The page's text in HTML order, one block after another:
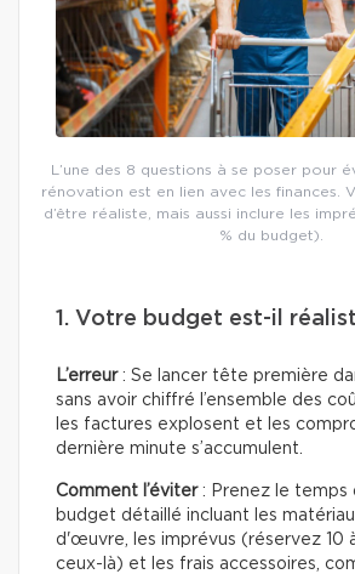
L’une des 8 questions à se poser pour
rénovation est en lien avec les finances.
d’être réaliste, mais aussi inclure les
% du budget).
1. Votre budget est-il
L’erreur: Se lancer tête première
sans avoir chiffré l’ensemble des
les factures explosent et les
dernière minute s’accumulent.
Comment l’éviter: Prenez le temps
budget détaillé incluant les
d'œuvre, les imprévus (réservez 10
ceux-là) et les frais accessoires,